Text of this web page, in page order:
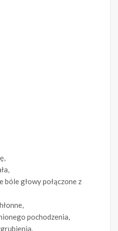
bóle głowy połączone z
pochodzenia,